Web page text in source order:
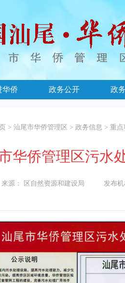
华侨 政务公开 政
> 汕尾市华侨管理区 > 政务信息 > 重点
华侨管理区污水
： 区自然资源和建设局 发布机